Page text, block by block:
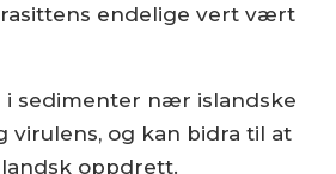
endelige vert vært
i sedimenter nær islandske
virulens, og kan bidra til at
oppdrett.